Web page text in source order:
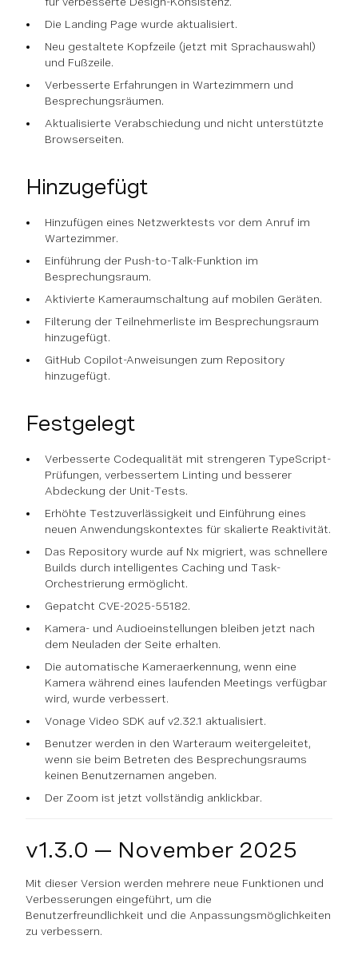
Die Landing Page wurde aktualisiert.
Neu gestaltete Kopfzeile (jetzt mit Sprachauswahl)
und Fußzeile.
Verbesserte Erfahrungen in Wartezimmern und
Besprechungsräumen.
Aktualisierte Verabschiedung und nicht unterstützte
Browserseiten.
Hinzugefügt
Hinzufügen eines Netzwerktests vor dem Anruf im
Wartezimmer.
Einführung der Push-to-Talk-Funktion im
Besprechungsraum.
Aktivierte Kameraumschaltung auf mobilen Geräten.
Filterung der Teilnehmerliste im Besprechungsraum
hinzugefügt.
GitHub Copilot-Anweisungen zum Repository
hinzugefügt.
Festgelegt
Verbesserte Codequalität mit strengeren TypeScript-
Prüfungen, verbessertem Linting und besserer
Abdeckung der Unit-Tests.
Erhöhte Testzuverlässigkeit und Einführung eines
neuen Anwendungskontextes für skalierte Reaktivität.
Das Repository wurde auf Nx migriert, was schnellere
Builds durch intelligentes Caching und Task-
Orchestrierung ermöglicht.
Gepatcht CVE-2025-55182.
Kamera- und Audioeinstellungen bleiben jetzt nach
dem Neuladen der Seite erhalten.
Die automatische Kameraerkennung, wenn eine
Kamera während eines laufenden Meetings verfügbar
wird, wurde verbessert.
Vonage Video SDK auf v2.32.1 aktualisiert.
Benutzer werden in den Warteraum weitergeleitet,
wenn sie beim Betreten des Besprechungsraums
keinen Benutzernamen angeben.
Der Zoom ist jetzt vollständig anklickbar.
v1.3.0 — November 2025
Mit dieser Version werden mehrere neue Funktionen und
Verbesserungen eingeführt, um die
Benutzerfreundlichkeit und die Anpassungsmöglichkeiten
zu verbessern.